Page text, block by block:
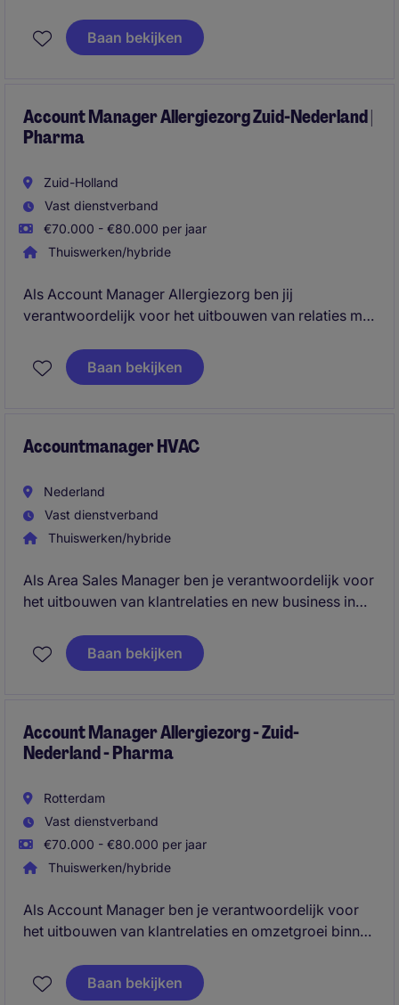
retailpartners in Noord-Nederland, waarbij je
premium merken succesvol positioneert en
klanten, adviseer je ondernemers over
assortimenten, verkoopprestaties en nieuwe
Baan bekijken
Account Manager Allergiezorg Zuid-Nederland |
Pharma
Zuid-Holland
Vast dienstverband
€70.000 - €80.000 per jaar
Thuiswerken/hybride
Als Account Manager Allergiezorg ben jij
verantwoordelijk voor het uitbouwen van relaties met
Nederland. Je vertaalt medische innovaties en
marktontwikkelingen naar concrete commerciële
Baan bekijken
Accountmanager HVAC
Nederland
Vast dienstverband
Thuiswerken/hybride
Als Area Sales Manager ben je verantwoordelijk voor
het uitbouwen van klantrelaties en new business in
HVAC, datacenters en industrial cooling, voert
gesprekken op zowel C‑level als technisch niveau en
organisatie.
Baan bekijken
Account Manager Allergiezorg - Zuid-
Nederland - Pharma
Rotterdam
Vast dienstverband
€70.000 - €80.000 per jaar
Thuiswerken/hybride
Als Account Manager ben je verantwoordelijk voor
het uitbouwen van klantrelaties en omzetgroei binnen
positioneert innovatieve oplossingen binnen de
allergiezorgmarkt.
Baan bekijken